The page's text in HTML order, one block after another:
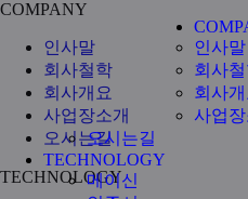
인사말
회사
회사개
사업장
오시는길
TECHNOLOGY
메이신
COMPANY
인사말
회사철학
회사개요
사업장소개
오시는길
TECHNOLOGY